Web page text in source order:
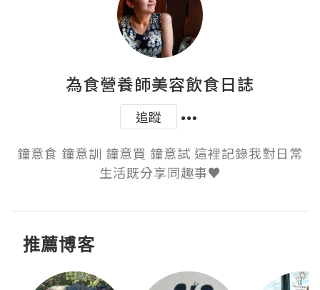
為食營養師美容飲食日誌
追蹤
鐘意食 鐘意訓 鐘意買 鐘意試 這裡記錄我對日常
生活既分享同趣事♥
推薦博客